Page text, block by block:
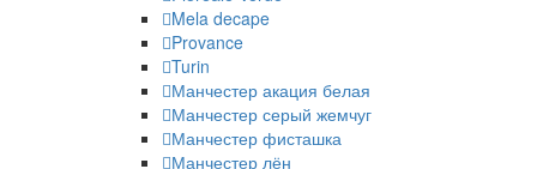
Mela decape
Provance
Turin
Манчестер акация белая
Манчестер серый жемчуг
Манчестер фисташка
Манчестер лён